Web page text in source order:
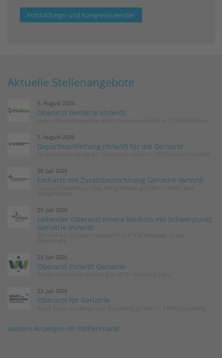
Fortbildungs- und Kongresskalender
Aktuelle Stellenangebote
5. August 2026
Oberarzt Geriatrie (m/w/d)
5. August 2026
Departmentleitung (m/w/d) für die Geriatrie
30. Juli 2026
Facharzt mit Zusatzbezeichnung Geriatrie (w/m/d)
29. Juli 2026
Leitender Oberarzt Innere Medizin mit Schwerpunkt
Geriatrie (m/w/d)
23. Juli 2026
Oberarzt (m/w/d) Geriatrie
23. Juli 2026
Oberarzt für Geriatrie
weitere Anzeigen im Stellenmarkt